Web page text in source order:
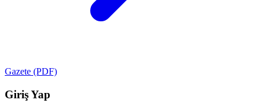
Gazete (PDF)
Giriş Yap